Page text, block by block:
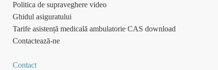
Politica de supraveghere video
Ghidul asiguratului
Tarife asistență medicală ambulatorie CAS download
Contactează-ne
Contact